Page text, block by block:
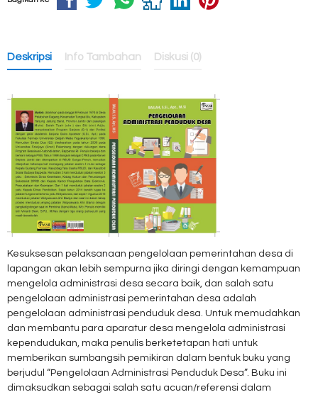
Deskripsi Info Tambahan Diskusi (0)
Kesuksesan pelaksanaan pengelolaan pemerintahan desa di
lapangan akan lebih sempurna jika diringi dengan kemampuan
mengelola administrasi desa secara baik, dan salah satu
pengelolaan administrasi pemerintahan desa adalah
pengelolaan administrasi penduduk desa. Untuk memudahkan
dan membantu para aparatur desa mengelola administrasi
kependudukan, maka penulis berketetapan hati untuk
memberikan sumbangsih pemikiran dalam bentuk buku yang
berjudul “Pengelolaan Administrasi Penduduk Desa”. Buku ini
dimaksudkan sebagai salah satu acuan/referensi dalam